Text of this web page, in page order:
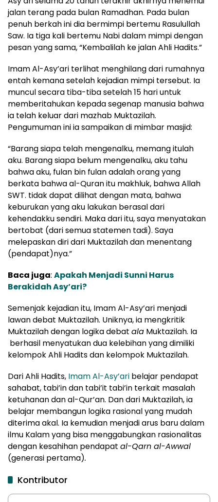
jalan terang pada bulan Ramadhan. Pada bulan
penuh berkah ini dia bermimpi bertemu Rasulullah
Saw. Ia tiga kali bertemu Nabi dalam mimpi dengan
pesan yang sama, “Kembalilah ke jalan Ahli Hadits.”
Imam Al-Asy’ari terlihat menghilang dari rumahnya
entah kemana setelah kejadian mimpi tersebut. Ia
muncul secara tiba-tiba setelah 15 hari untuk
memberitahukan kepada segenap manusia bahwa
ia telah keluar dari mazhab Muktazilah.
Pengumuman ini ia sampaikan di mimbar masjid:
“Barang siapa telah mengenalku, memang itulah
aku. Barang siapa belum mengenalku, aku tahu
bahwa aku, fulan bin fulan adalah orang yang
berkata bahwa al-Quran itu makhluk, bahwa Allah
SWT. tidak dapat dilihat dengan mata, bahwa
keburukan yang aku lakukan berasal dari
kehendakku sendiri. Maka dari itu, saya menyatakan
bertobat (dari semua statemen tadi). Saya
melepaskan diri dari Muktazilah dan menentang
(pendapat)nya.”
Baca juga: Apakah Menjadi Sunni Harus
Berakidah Asy’ari?
Semenjak kejadian itu, Imam Al-Asy’ari menjadi
lawan debat Muktazilah. Uniknya, ia mengkritik
Muktazilah dengan logika debat ala Muktazilah. Ia
berhasil menyatukan dua kelebihan yang dimiliki
kelompok Ahli Hadits dan kelompok Muktazilah.
Dari Ahli Hadits, Imam Al-Asy’ari belajar pendapat
sahabat, tabi’in dan tabi’it tabi’in terkait masalah
ketuhanan dan al-Qur’an. Dan dari Muktazilah, ia
belajar membangun logika rasional yang mudah
diterima akal. Ia kemudian menjadi arus baru dalam
ilmu Kalam yang bisa menggabungkan rasionalitas
dengan kesahihan pendapat al-Qarn al-Awwal
(generasi pertama).
Kontributor